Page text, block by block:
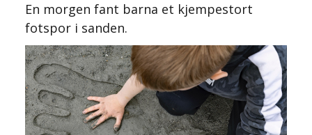
En morgen fant barna et kjempestort
fotspor i sanden.